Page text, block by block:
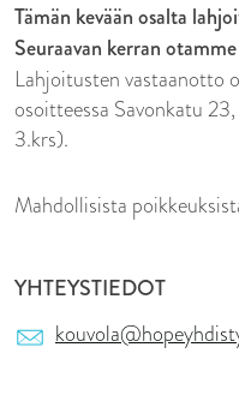
Tämän kevään osalta
Seuraavan kerran
Lahjoitusten vastaanotto
osoitteessa Savonkatu
3.krs).
Mahdollisista
YHTEYSTIEDOT